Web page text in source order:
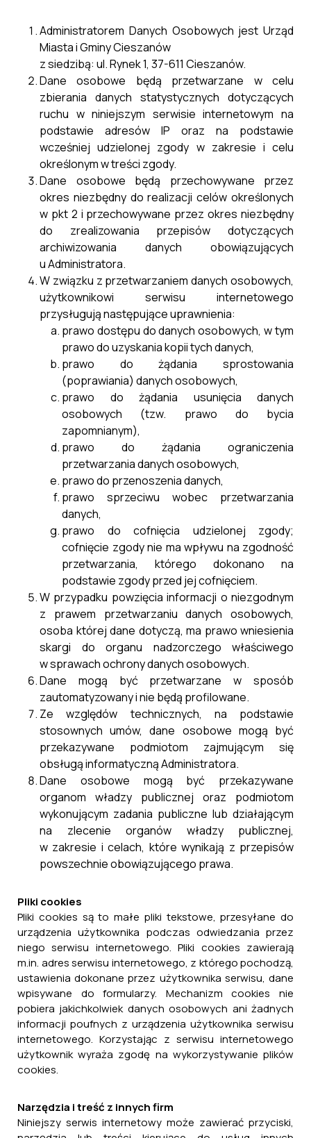
Administratorem Danych Osobowych jest Urząd
Miasta i Gminy Cieszanów
z siedzibą: ul. Rynek 1, 37-611 Cieszanów.
Dane osobowe będą przetwarzane w celu
zbierania danych statystycznych dotyczących
ruchu w niniejszym serwisie internetowym na
podstawie adresów IP oraz na podstawie
wcześniej udzielonej zgody w zakresie i celu
określonym w treści zgody.
Dane osobowe będą przechowywane przez
okres niezbędny do realizacji celów określonych
w pkt 2 i przechowywane przez okres niezbędny
do zrealizowania przepisów dotyczących
archiwizowania danych obowiązujących
u Administratora.
W związku z przetwarzaniem danych osobowych,
użytkownikowi serwisu internetowego
przysługują następujące uprawnienia:
prawo dostępu do danych osobowych, w tym
prawo do uzyskania kopii tych danych,
prawo do żądania sprostowania
(poprawiania) danych osobowych,
prawo do żądania usunięcia danych
osobowych (tzw. prawo do bycia
zapomnianym),
prawo do żądania ograniczenia
przetwarzania danych osobowych,
prawo do przenoszenia danych,
prawo sprzeciwu wobec przetwarzania
danych,
prawo do cofnięcia udzielonej zgody;
cofnięcie zgody nie ma wpływu na zgodność
przetwarzania, którego dokonano na
podstawie zgody przed jej cofnięciem.
W przypadku powzięcia informacji o niezgodnym
z prawem przetwarzaniu danych osobowych,
osoba której dane dotyczą, ma prawo wniesienia
skargi do organu nadzorczego właściwego
w sprawach ochrony danych osobowych.
Dane mogą być przetwarzane w sposób
zautomatyzowany i nie będą profilowane.
Ze względów technicznych, na podstawie
stosownych umów, dane osobowe mogą być
przekazywane podmiotom zajmującym się
obsługą informatyczną Administratora.
Dane osobowe mogą być przekazywane
organom władzy publicznej oraz podmiotom
wykonującym zadania publiczne lub działającym
na zlecenie organów władzy publicznej,
w zakresie i celach, które wynikają z przepisów
powszechnie obowiązującego prawa.
Pliki cookies
Pliki cookies są to małe pliki tekstowe, przesyłane do
urządzenia użytkownika podczas odwiedzania przez
niego serwisu internetowego. Pliki cookies zawierają
m.in. adres serwisu internetowego, z którego pochodzą,
ustawienia dokonane przez użytkownika serwisu, dane
wpisywane do formularzy. Mechanizm cookies nie
pobiera jakichkolwiek danych osobowych ani żadnych
informacji poufnych z urządzenia użytkownika serwisu
internetowego. Korzystając z serwisu internetowego
użytkownik wyraża zgodę na wykorzystywanie plików
cookies.
Narzędzia i treść z innych firm
Niniejszy serwis internetowy może zawierać przyciski,